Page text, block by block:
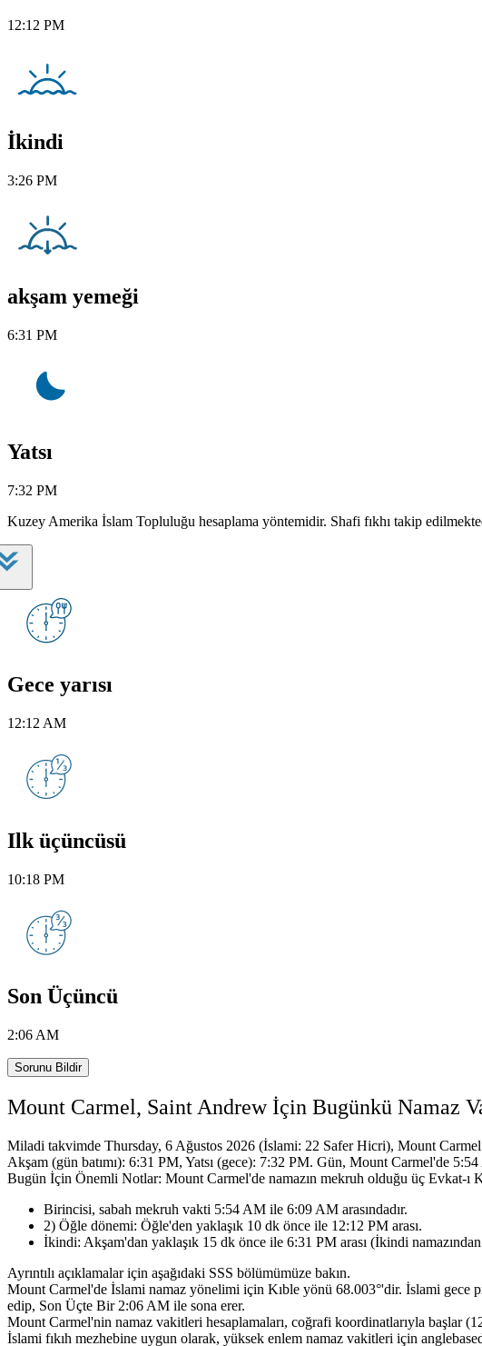
12:12 PM
İkindi
3:26 PM
akşam yemeği
6:31 PM
Yatsı
7:32 PM
Kuzey Amerika İslam Topluluğu hesaplama yöntemidir. Shafi fıkhı takip
Gece yarısı
12:12 AM
Ilk üçüncüsü
10:18 PM
Son Üçüncü
2:06 AM
Sorunu Bildir
Mount Carmel, Saint Andrew İçin Bugünkü Namaz
Miladi takvimde Thursday, 6 Ağustos 2026 (İslami: 22 Safer Hicri), Mount
Akşam (gün batımı): 6:31 PM, Yatsı (gece): 7:32 PM. Gün, Mount Carmel'de 5:54
Bugün İçin Önemli Notlar: Mount Carmel'de namazın mekruh olduğu üç Evkat-ı
Birincisi, sabah mekruh vakti 5:54 AM ile 6:09 AM arasındadır.
2) Öğle dönemi: Öğle'den yaklaşık 10 dk önce ile 12:12 PM arası.
İkindi: Akşam'dan yaklaşık 15 dk önce ile 6:31 PM arası (İkindi namazından
Ayrıntılı açıklamalar için aşağıdaki SSS bölümümüze bakın.
Mount Carmel'de İslami namaz yönelimi için Kıble yönü 68.003°'dir. İslami gece
edip, Son Üçte Bir 2:06 AM ile sona erer.
Mount Carmel'nin namaz vakitleri hesaplamaları, coğrafi koordinatlarıyla başlar
İslami fıkıh mezhebine uygun olarak, yüksek enlem namaz vakitleri için